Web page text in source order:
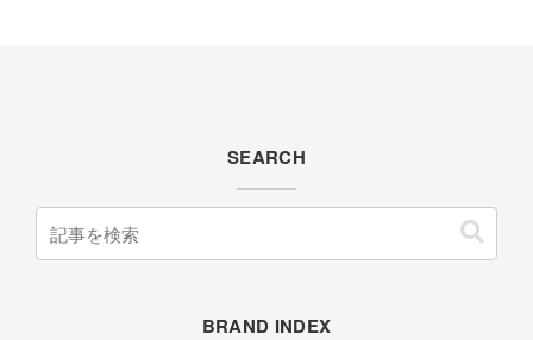
SEARCH
BRAND INDEX